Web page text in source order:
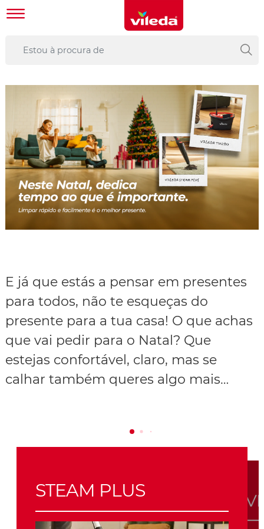
E já que estás a pensar em presentes
para todos, não te esqueças do
presente para a tua casa! O que achas
que vai pedir para o Natal? Que
estejas confortável, claro, mas se
calhar também queres algo mais…
STEAM PLUS